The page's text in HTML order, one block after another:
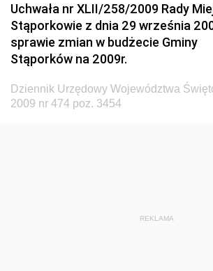
Dziennik Urzędowy Ministerstwa
Przemysłu Maszynowego
Dziennik Urzędowy Ministerstwa
Społecznej
Dziennik Urzędowy Ministerstwa
i Gospodarki Żywnościowej
Dziennik Urzędowy Głównego
Uchwała nr XLII/258/2009 Rady
Stąporkowie z dnia 29 września
sprawie zmian w budżecie Gminy
Stąporków na 2009r.
Dziennik Urzędowy Województwa
2009 nr 474 poz. 3454
REKLAMA